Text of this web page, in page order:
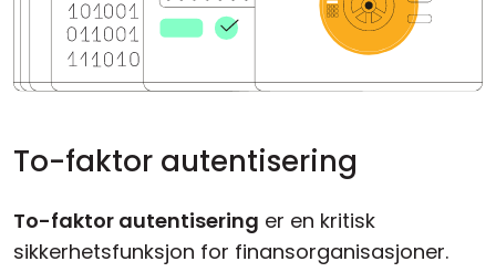
To-faktor autentisering
To-faktor autentisering er en kritisk
sikkerhetsfunksjon for finansorganisasjoner.